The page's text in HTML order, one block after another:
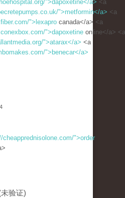
">dapoxetine</a> <a
">metformin</a> <a
">lexapro canada</a> <a
">dapoxetine online</a> <a
">atarax</a> <a
">benecar</a>
cheapprednisolone.com/">order
验证)